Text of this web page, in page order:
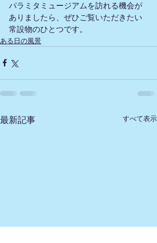
パラミタミュージアムを訪れる機会が
ありましたら、ぜひご覧いただきたい
常設物のひとつです。
ある日の風景
最新記事 すべて表示